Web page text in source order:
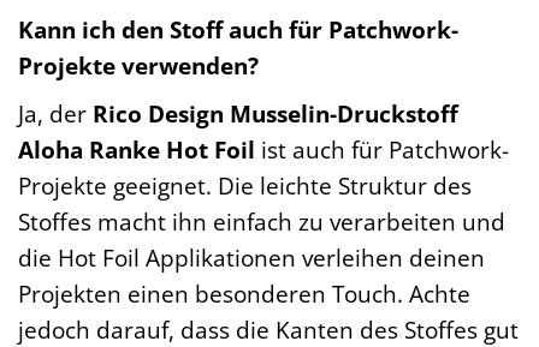
Kann ich den Stoff auch für Patchwork-
Projekte verwenden?
Ja, der Rico Design Musselin-Druckstoff
Aloha Ranke Hot Foil ist auch für Patchwork-
Projekte geeignet. Die leichte Struktur des
Stoffes macht ihn einfach zu verarbeiten und
die Hot Foil Applikationen verleihen deinen
Projekten einen besonderen Touch. Achte
jedoch darauf, dass die Kanten des Stoffes gut